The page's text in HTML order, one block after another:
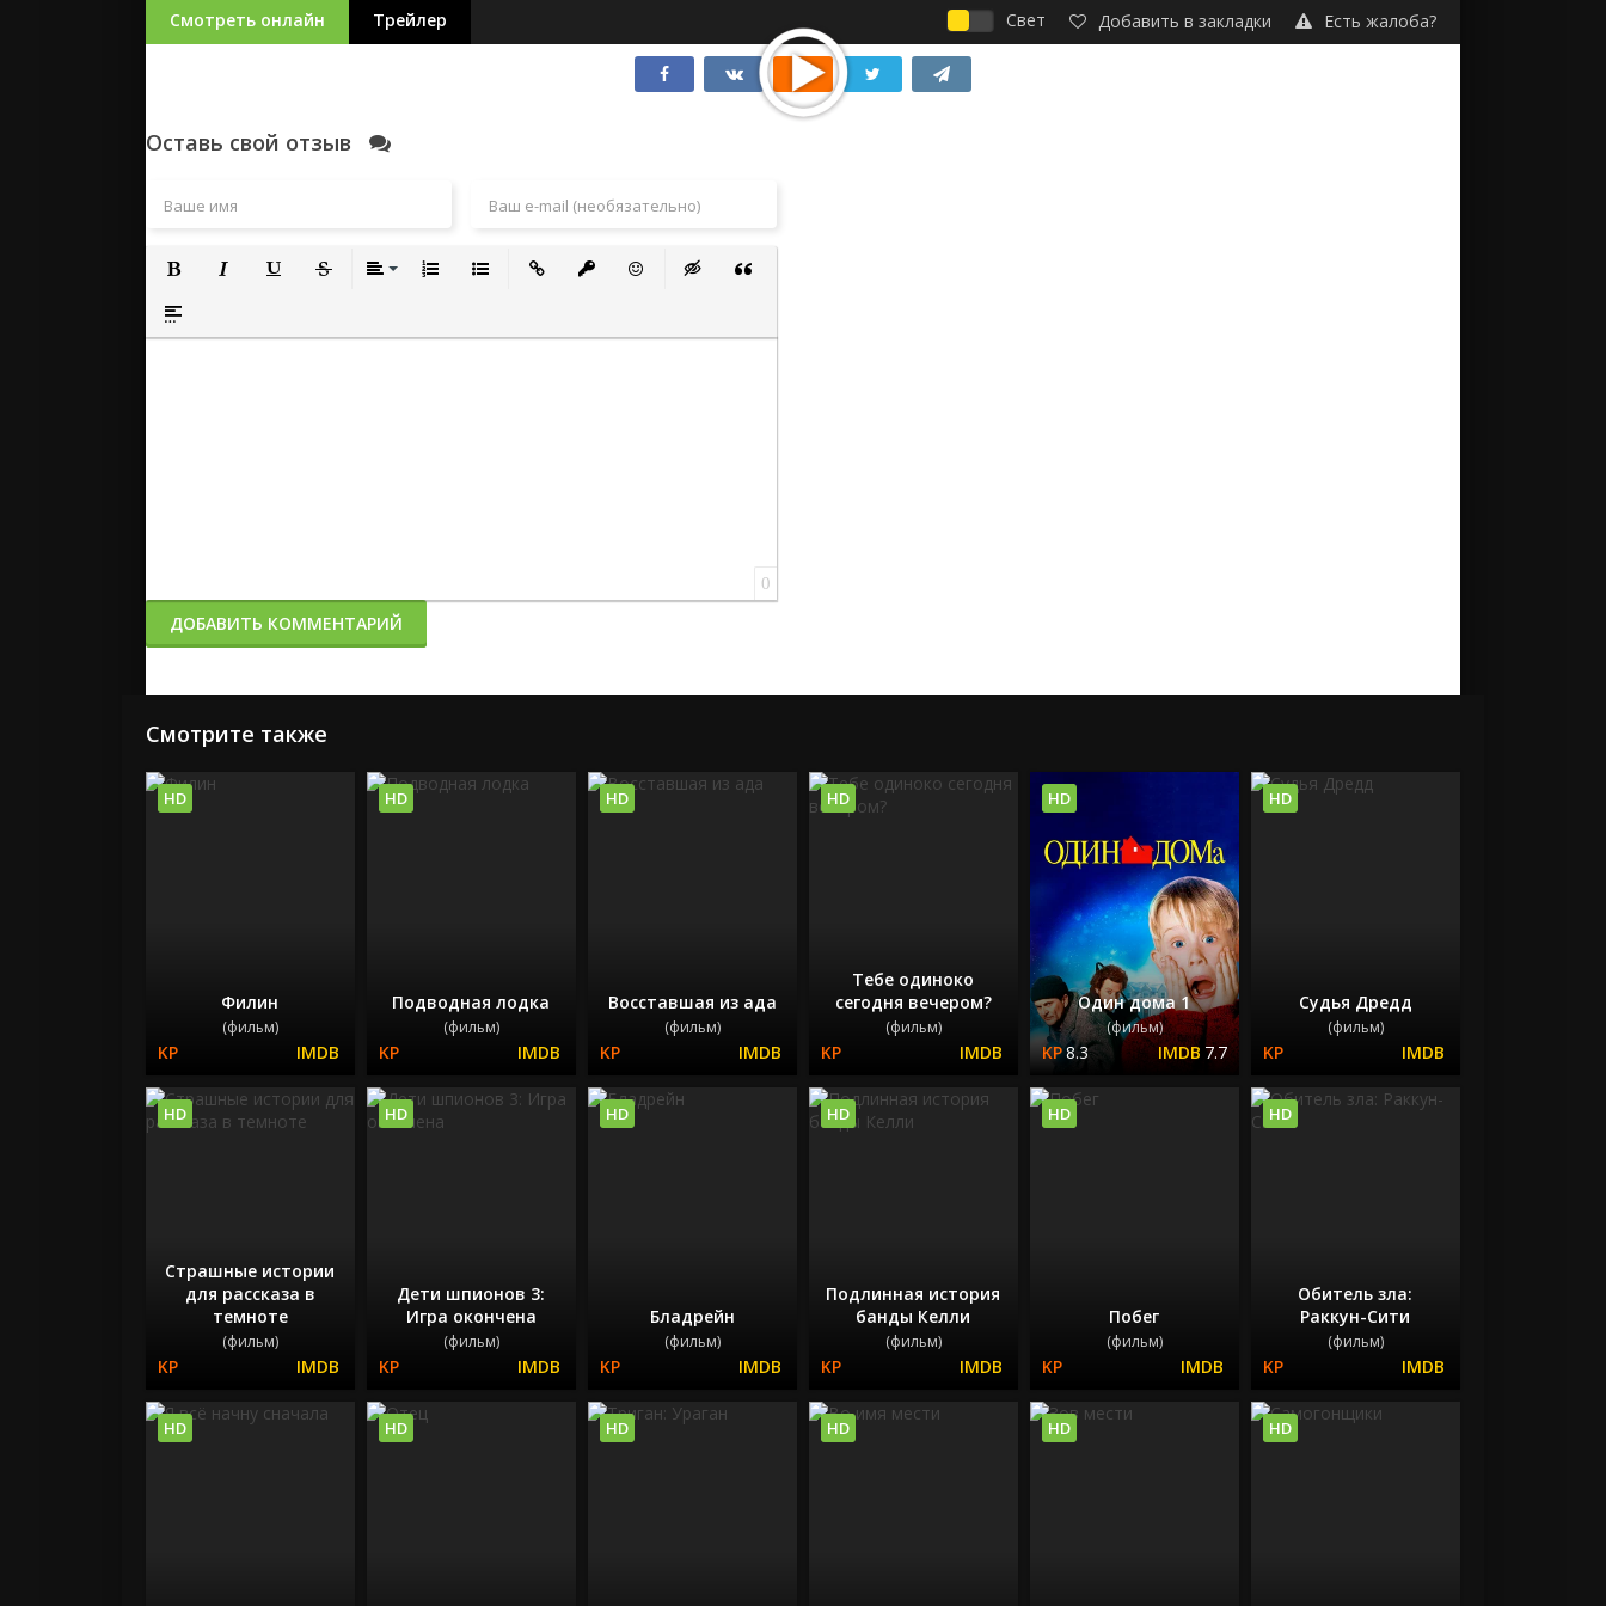
Смотреть онлайн Трейлер Свет Добавить в закладки Есть жалоба?
Оставь свой отзыв
Полужирный
Вставка спойлера
0
ДОБАВИТЬ КОММЕНТАРИЙ
Смотрите также
Филин
(фильм)
HD
Подводная лодка
(фильм)
HD
Восставшая из ада
(фильм)
HD
Тебе одиноко
сегодня вечером?
(фильм)
HD
Один дома 1
(фильм)
8.3 7.7
HD
Судья Дредд
(фильм)
HD
Страшные истории
для рассказа в
темноте
(фильм)
HD
Дети шпионов 3:
Игра окончена
(фильм)
HD
Бладрейн
(фильм)
HD
Подлинная история
банды Келли
(фильм)
HD
Побег
(фильм)
HD
Обитель зла:
Раккун-Сити
(фильм)
HD
HD HD HD HD HD HD